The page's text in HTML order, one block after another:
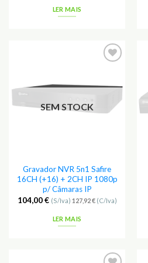
LER MAIS
Favoritos
SEM STOCK
Gravador NVR 5n1 Safire
16CH (+16) + 2CH IP 1080p
p/ Câmaras IP
104,00€ (S/Iva) 127,92€(C/Iva)
LER MAIS